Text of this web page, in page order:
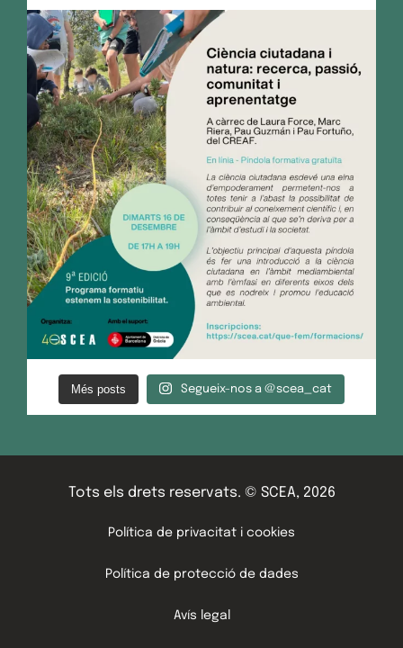
Més posts Segueix-nos a @scea_cat
Tots els drets reservats. © SCEA, 2026
Política de privacitat i cookies
Política de protecció de dades
Avís legal